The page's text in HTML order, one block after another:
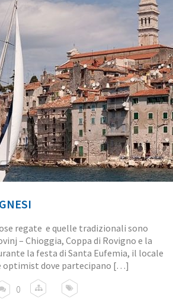
regate e quelle tradizionali sono
– Chioggia, Coppa di Rovigno e la
la festa di Santa Eufemia, il locale
optimist dove partecipano […]
0